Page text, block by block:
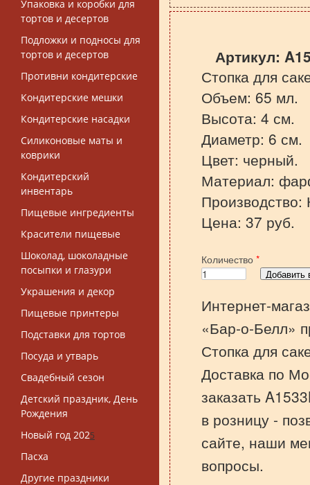
Упаковка и коробки для
тортов и десертов
Подложки и подносы для
тортов и десертов
Противни кондитерские
Кондитерские мешки
Кондитерские насадки
Силиконовые маты и
коврики
Кондитерский
инвентарь
Пищевые ингредиенты
Красители пищевые
Шоколад, шоколадные
посыпки и глазури
Украшения и декор
Пищевые принтеры
Подставки для тортов
Посуда и утварь
Свадебный сезон
Детский праздник, День
Рождения
Новый год 2025
Пасха
Другие праздники
Артикул:
Стопка для
Объем: 65 мл.
Высота: 4 см.
Диаметр: 6 см.
Цвет: черный.
Материал:
Производство:
Цена: 37 руб.
Количество *
Интернет-
«Бар-о-Белл»
Стопка для
Доставка по
заказать
в розницу -
сайте, наши
вопросы.